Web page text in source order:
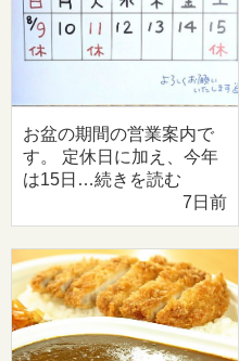
お盆の期間の営業案内で
す。 定休日に加え、今年
は15日…続きを読む
7日前